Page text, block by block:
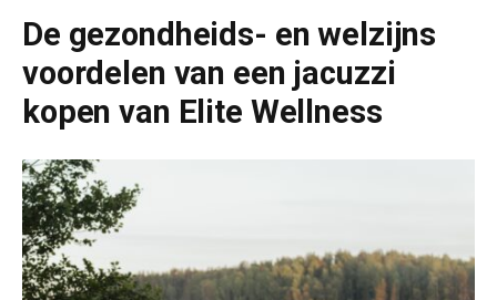
De gezondheids- en welzijns
voordelen van een jacuzzi
kopen van Elite Wellness